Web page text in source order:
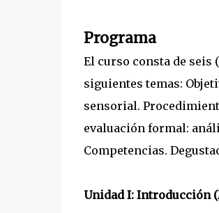
Programa
El curso consta de seis
siguientes temas:
sensorial.
evaluación formal:
Competencias.
Unidad I: Introducción